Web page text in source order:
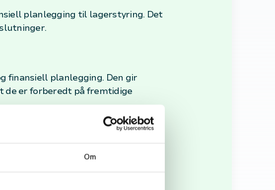
Om
planlegging til lagerstyring. Det
finansiell planlegging. Den gir
de er forberedt på fremtidige
redusere lagringskostnader og